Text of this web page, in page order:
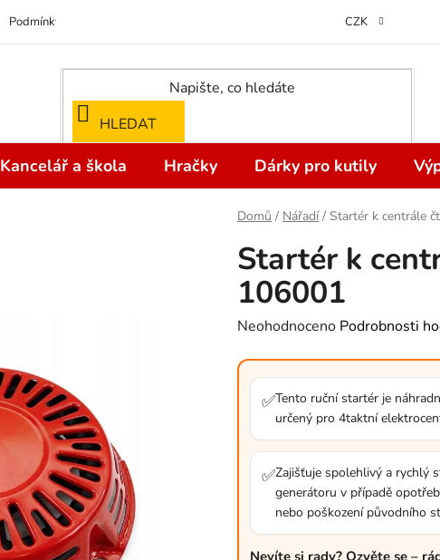
Podmínky ochrany osobních údajů Odstoupení od kupní smlouvy do 14 dní
CZK
HLEDAT
Kancelář a škola Hračky Dárky pro kutily
Domů / Nářadí / Startér k centrále
Startér k
106001
Průměrné
produktu
hvězdiček.
Neohodnoceno Podrobnosti
✅Tento ruční startér je
určený pro 4taktní
✅Zajišťuje spolehlivý a rychlý
generátoru v případě
nebo poškození původního